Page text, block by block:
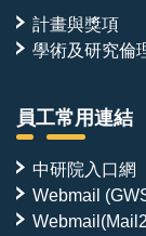
計畫與獎項
學術及研究倫
員工常用連結
中研院入口網
Webmail